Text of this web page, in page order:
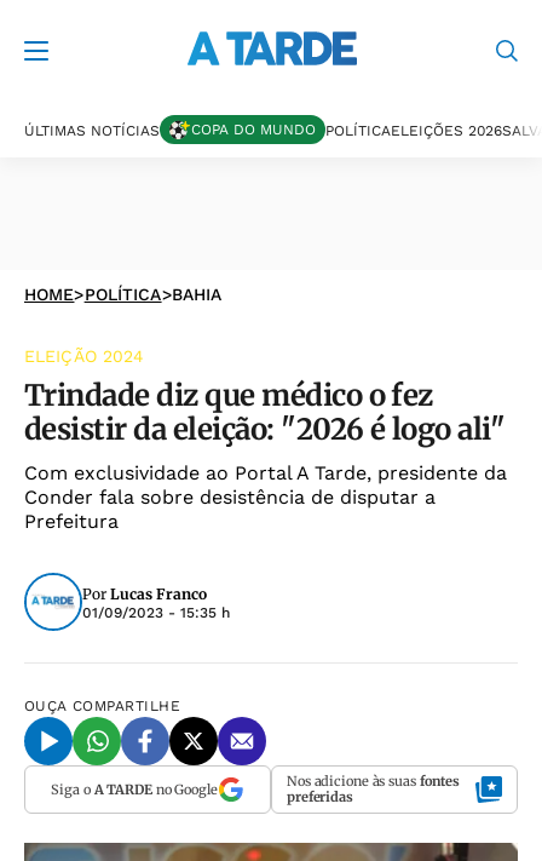
ÚLTIMAS NOTÍCIAS COPA DO MUNDO POLÍTICAELEIÇÕES 2026
HOME>POLÍTICA>BAHIA
ELEIÇÃO 2024
Trindade diz que médico o fez
desistir da eleição: "2026 é logo ali"
Com exclusividade ao Portal A Tarde, presidente da
Conder fala sobre desistência de disputar a
Prefeitura
Por Lucas Franco
01/09/2023 - 15:35 h
OUÇA COMPARTILHE
Siga o A TARDEno Google Nos adicione às suas fontes
preferidas